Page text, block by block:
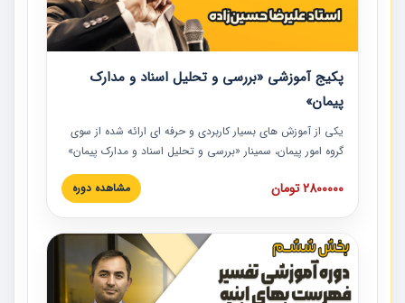
پکیج آموزشی «بررسی و تحلیل اسناد و مدارک
پیمان»
یکی از آموزش‏‏‏‏‏‏ های بسیار کاربردی و حرفه‏ ای ارائه شده از سوی
گروه امور پیمان، سمینار «بررسی و تحلیل اسناد و مدارک پیمان»
است که در دانشگاه صنعتی شریف ارائه شد. در این آموزش
نکات کلیدی مربوط به اسناد و مدارک پیمان، اولویت بندی اسناد
پیمان به همراه تجربیات عملی در این خصوص ارائه شده است.
2800000 تومان مشاهده دوره